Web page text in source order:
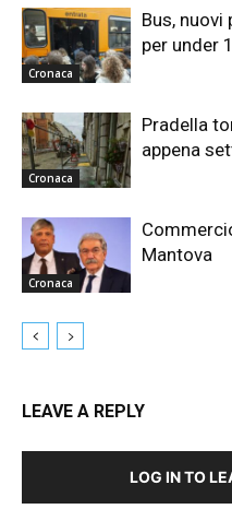
Cronaca
Bus,
per under
Cronaca
Pradella
appena
Cronaca
Mantova
LEAVE A REPLY
LOG IN TO